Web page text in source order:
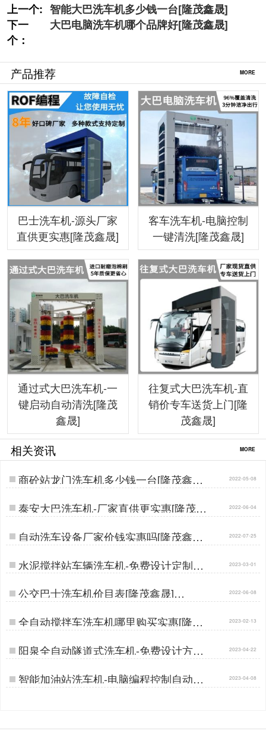
上一个: 智能大巴洗车机多少钱一台[隆茂鑫晟]
下一
个：
大巴电脑洗车机哪个品牌好[隆茂鑫晟]
产品推荐 MORE
巴士洗车机-源头厂家
直供更实惠[隆茂鑫晟]
客车洗车机-电脑控制
一键清洗[隆茂鑫晟]
通过式大巴洗车机-一
键启动自动清洗[隆茂
鑫晟]
往复式大巴洗车机-直
销价专车送货上门[隆
茂鑫晟]
相关资讯 MORE
商砼站龙门洗车机多少钱一台[隆茂鑫晟]
…
2022-05-08
泰安大巴洗车机-厂家直供更实惠[隆茂鑫
晟]…
2022-06-04
自动洗车设备厂家价钱实惠吗[隆茂鑫晟]
…
2022-07-25
水泥搅拌站车辆洗车机-免费设计定制生
产[隆茂鑫晟]…
2023-03-01
公交巴士洗车机价目表[隆茂鑫晟]… 2022-06-08
全自动搅拌车洗车机哪里购买实惠[隆茂
鑫晟]…
2023-02-13
阳泉全自动隧道式洗车机-免费设计方案
定制生产[隆茂鑫晟]…
2023-04-22
智能加油站洗车机-电脑编程控制自动清
洗[隆茂鑫晟]…
2023-04-08